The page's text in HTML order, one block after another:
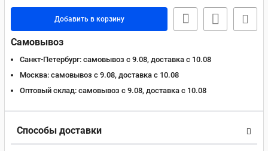
Добавить в корзину
Самовывоз
Санкт-Петербург: самовывоз с 9.08, доставка c 10.08
Москва: самовывоз с 9.08, доставка c 10.08
Оптовый склад: самовывоз с 9.08, доставка c 10.08
Способы доставки